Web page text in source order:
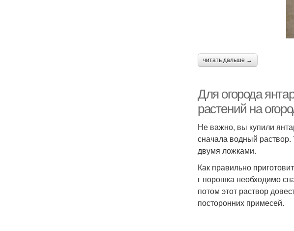
читать дальше →
Для огорода
растений на
Не важно, вы купили
сначала водный раствор.
двумя ложками.
Как правильно
г порошка необходимо
потом этот раствор
посторонних примесей.